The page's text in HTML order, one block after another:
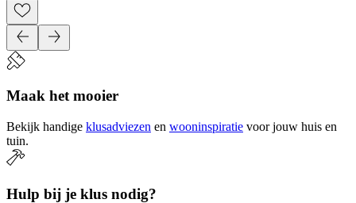
Maak het mooier
Bekijk handige klusadviezen en wooninspiratie voor jouw huis en
tuin.
Hulp bij je klus nodig?